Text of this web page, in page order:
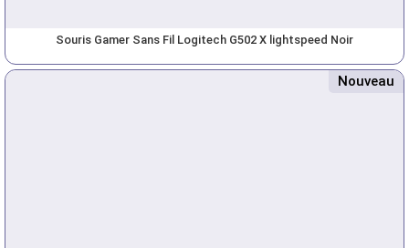
Souris Gamer Sans Fil Logitech G502 X lightspeed Noir
Nouveau